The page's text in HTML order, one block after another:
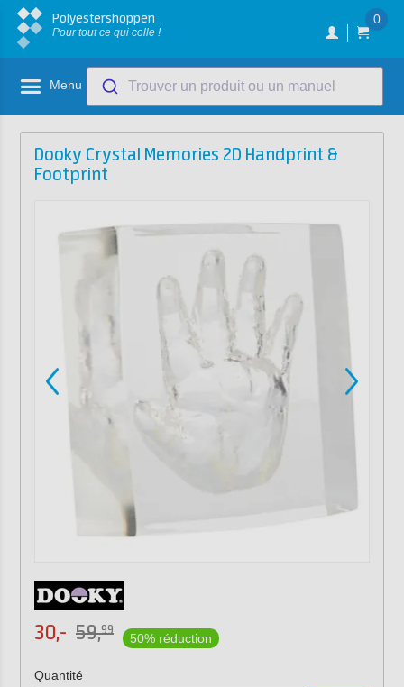
Polyestershoppen
Pour tout ce qui colle !
0
Menu Trouver un produit ou un manuel
Dooky Crystal Memories 2D Handprint &
Footprint
30,- 59,99
50% réduction
Quantité